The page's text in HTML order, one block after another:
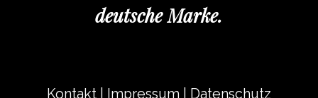
deutsche Marke.
Kontakt Impressum Datenschutz